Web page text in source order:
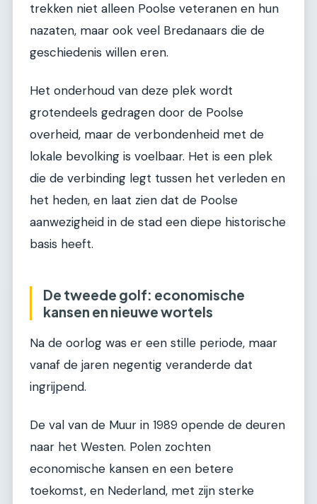
trekken niet alleen Poolse veteranen en hun
nazaten, maar ook veel Bredanaars die de
geschiedenis willen eren.
Het onderhoud van deze plek wordt
grotendeels gedragen door de Poolse
overheid, maar de verbondenheid met de
lokale bevolking is voelbaar. Het is een plek
die de verbinding legt tussen het verleden en
het heden, en laat zien dat de Poolse
aanwezigheid in de stad een diepe historische
basis heeft.
De tweede golf: economische
kansen en nieuwe wortels
Na de oorlog was er een stille periode, maar
vanaf de jaren negentig veranderde dat
ingrijpend.
De val van de Muur in 1989 opende de deuren
naar het Westen. Polen zochten
economische kansen en een betere
toekomst, en Nederland, met zijn sterke